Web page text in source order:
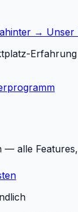
→ Unser
Erfahrung
— alle